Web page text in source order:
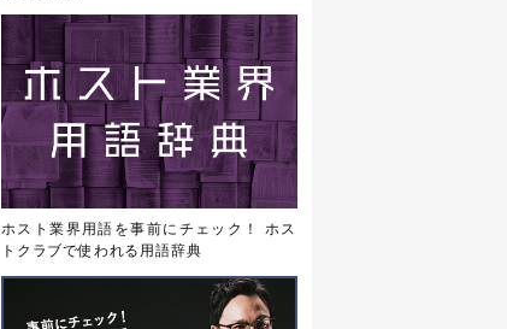
ホスト業界用語を事前にチェック！ ホス
トクラブで使われる用語辞典